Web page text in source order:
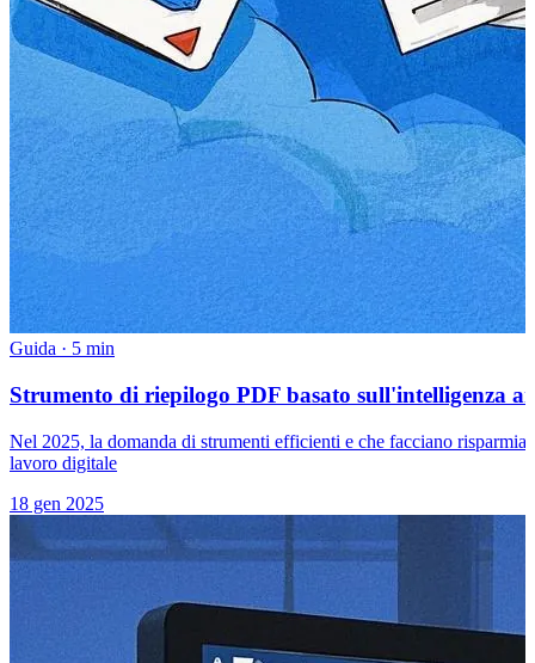
Guida · 5 min
Strumento di riepilogo PDF basato sull'intelligenza
Nel 2025, la domanda di strumenti efficienti e che facciano
lavoro digitale
18 gen 2025